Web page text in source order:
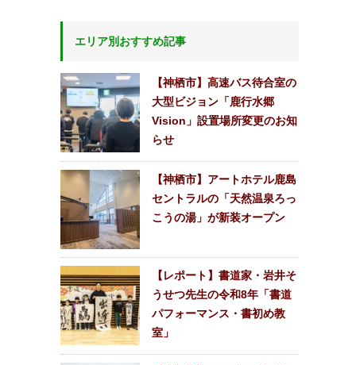
エリア別おすすめ記事
【神栖市】高速バス待合室の
大型ビジョン「鹿行水郷
Vision」設置場所変更のお知
らせ
【神栖市】アートホテル鹿島
セントラルの「天然温泉ろっ
こうの湯」が新装オープン
【レポート】書道家・岩井そ
うせつ先生の令和8年「書道
パフォーマンス・書初め教
室」